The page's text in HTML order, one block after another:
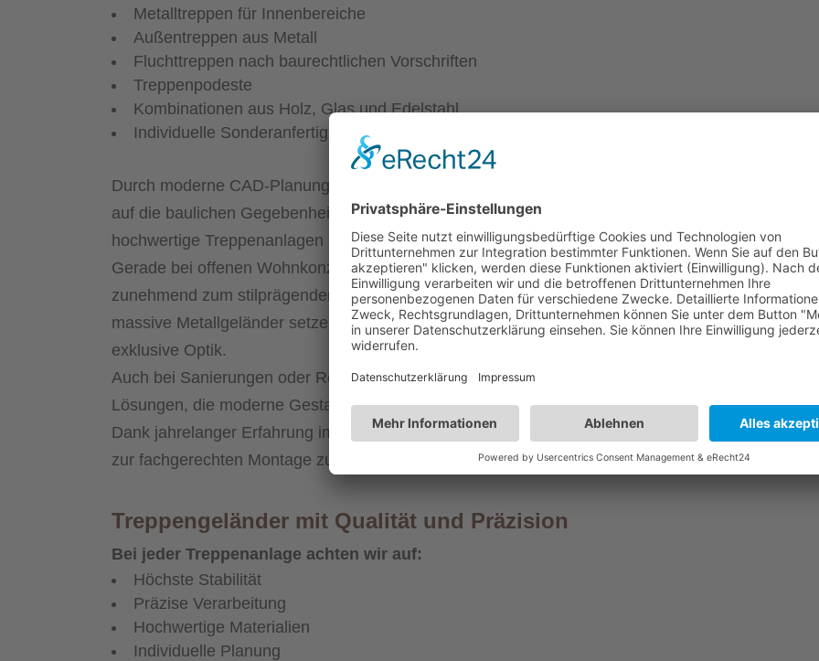
Metalltreppen für Innenbereiche
Außentreppen aus Metall
Fluchttreppen nach baurechtlichen Vorschriften
Treppenpodeste
Kombinationen aus Holz, Glas und Edelstahl
Individuelle Sonderanfertigungen
Durch moderne CAD-Planung können Konstruktionen bereits im Vorfeld exakt geplant und
auf die baulichen Gegebenheiten abgestimmt werden. Dadurch entstehen langlebige und
hochwertige Treppenanlagen mit maximaler Präzision.
Gerade bei offenen Wohnkonzepten oder modernen Neubauten werden Treppengeländer
zunehmend zum stilprägenden Designelement. Glasflächen, filigrane Edelstahlkonstruktionen
massive Metallgeländer setzen gezielte Akzente und verleihen Innen- sowie Außenbereichen
exklusive Optik.
Auch bei Sanierungen oder Renovierungen bestehender Treppen entwickeln wir individuelle
Lösungen, die moderne Gestaltung mit bestehender Architektur verbinden.
Dank jahrelanger Erfahrung im Metallbau begleitet Sie Dasch Metalldesign von der ersten Idee
zur fachgerechten Montage zuverlässig und persönlich.
Treppengeländer mit Qualität und Präzision
Bei jeder Treppenanlage achten wir auf:
Höchste Stabilität
Präzise Verarbeitung
Hochwertige Materialien
Individuelle Planung